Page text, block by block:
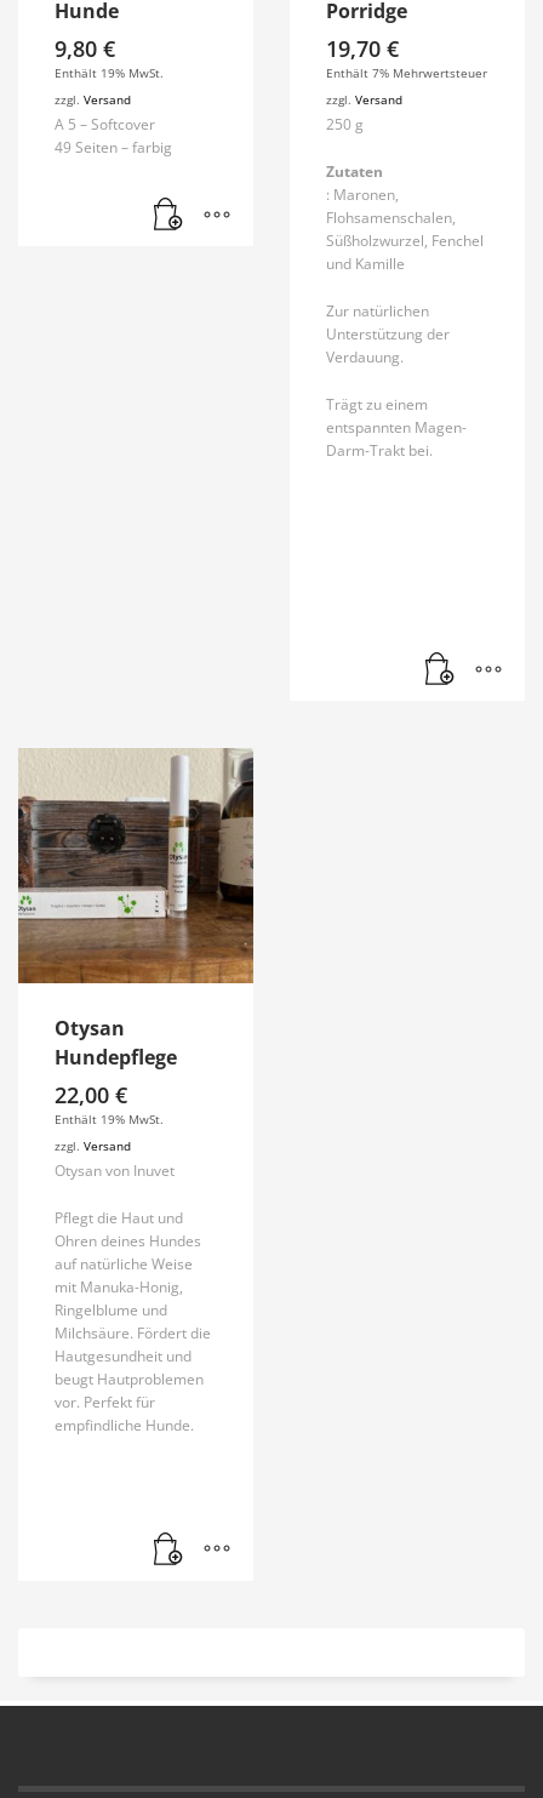
Hunde
9,80 €
Enthält 19% MwSt.
zzgl. Versand
A 5 – Softcover
49 Seiten – farbig
Porridge
19,70 €
Enthält 7% Mehrwertsteuer
zzgl. Versand
250 g
Zutaten
: Maronen,
Flohsamenschalen,
Süßholzwurzel, Fenchel
und Kamille
Zur natürlichen
Unterstützung der
Verdauung.
Trägt zu einem
entspannten Magen-
Darm-Trakt bei.
Otysan
Hundepflege
22,00 €
Enthält 19% MwSt.
zzgl. Versand
Otysan von Inuvet
Pflegt die Haut und
Ohren deines Hundes
auf natürliche Weise
mit Manuka-Honig,
Ringelblume und
Milchsäure. Fördert die
Hautgesundheit und
beugt Hautproblemen
vor. Perfekt für
empfindliche Hunde.